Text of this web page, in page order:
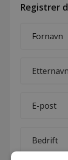
Registrer
name
name
mail